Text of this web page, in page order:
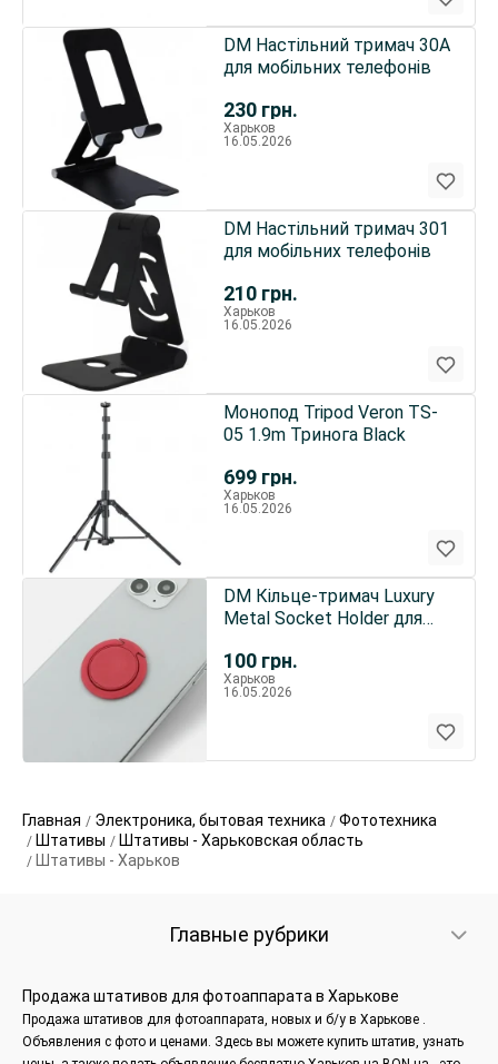
230 грн.
DM Настільний тримач 30A
для мобільних телефонів
Харьков
16.05.2026
210 грн.
DM Настільний тримач 301
для мобільних телефонів
Харьков
16.05.2026
699 грн.
Монопод Tripod Veron TS-
05 1.9m Тринога Black
Харьков
16.05.2026
100 грн.
DM Кільце-тримач Luxury
Metal Socket Holder для
Харьков
16.05.2026
Главная Электроника, бытовая техника
Фототехника
Штативы
Штативы - Харьковская область
Штативы - Харьков
Главные рубрики
Продажа штативов для фотоаппарата в Харькове
Продажа штативов для фотоаппарата, новых и б/у в Харькове .
Объявления с фото и ценами. Здесь вы можете купить штатив, узнать